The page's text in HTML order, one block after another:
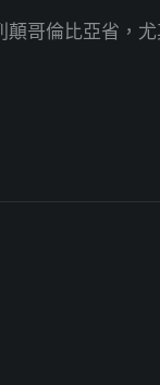
顛哥倫比亞省，